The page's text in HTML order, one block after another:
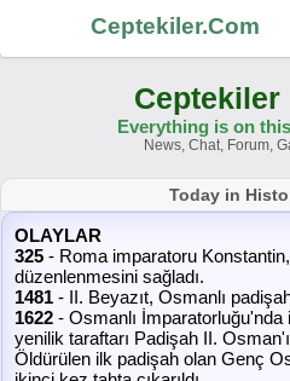
Ceptekiler.Com
Forums
Chat Rooms
Announcements
About Us
Ceptekiler
Everything is on
News, Chat, Forum,
Today in
OLAYLAR
325 - Roma imparatoru
düzenlenmesini sağladı.
1481 - II. Beyazıt, Osmanlı
1622 - Osmanlı
yenilik taraftarı Padişah II.
Öldürülen ilk padişah olan Genç